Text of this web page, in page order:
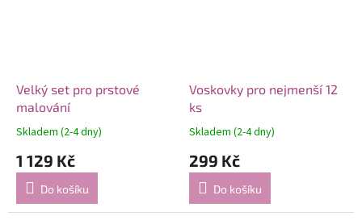
Velký set pro prstové
malování
Skladem (2-4 dny)
1 129 Kč
Do košíku
Voskovky pro nejmenší 12
ks
Skladem (2-4 dny)
299 Kč
Do košíku